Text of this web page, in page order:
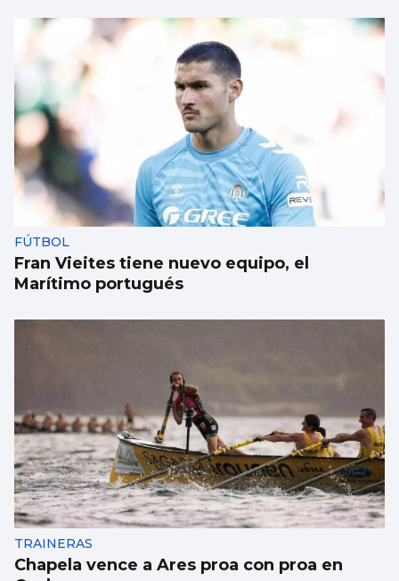
FÚTBOL
Fran Vieites tiene nuevo equipo, el
Marítimo portugués
TRAINERAS
Chapela vence a Ares proa con proa en